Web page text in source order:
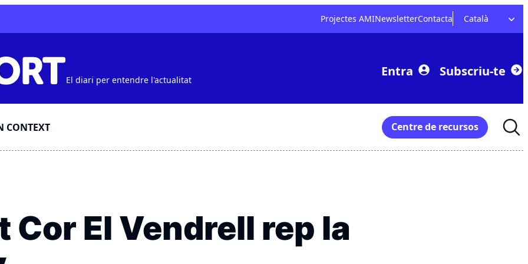
Projectes AMINewsletterContacta Català
El diari per entendre l'actualitat
Entra Subscriu-te
CONTEXT Centre de recursos
for:
Cor El Vendrell rep la